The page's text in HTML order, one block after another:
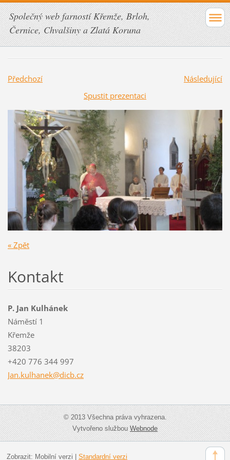
Společný web farností Křemže, Brloh,
Černice, Chvalšiny a Zlatá Koruna
Předchozí
Následující
Spustit prezentaci
« Zpět
Kontakt
P. Jan Kulhánek
Náměstí 1
Křemže
38203
+420 776 344 997
Jan.kulhanek@dicb.cz
© 2013 Všechna práva vyhrazena.
Vytvořeno službouWebnode
Zobrazit: Mobilní verzi Standardní verzi